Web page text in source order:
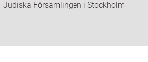
Judiska Församlingen i Stockholm